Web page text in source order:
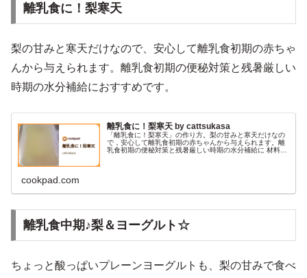
離乳食に！梨寒天
梨の甘みと寒天だけなので、安心して離乳食初期の赤ちゃ
んから与えられます。離乳食初期の便秘対策と残暑厳しい
時期の水分補給におすすめです。
離乳食に！梨寒天 by cattsukasa
「離乳食に！梨寒天」の作り方。梨の甘みと寒天だけなの
で，安心して離乳食初期の赤ちゃんから与えられます。離
乳食初期の便秘対策と残暑厳しい時期の水分補給に 材料:
cookpad.com
離乳食中期♪梨＆ヨーグルト☆
ちょっと酸っぱいプレーンヨーグルトも、梨の甘みで食べ